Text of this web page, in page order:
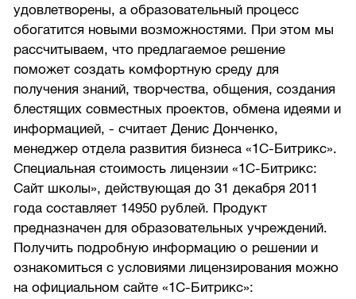
удовлетворены, а образовательный процесс
обогатится новыми возможностями. При этом мы
рассчитываем, что предлагаемое решение
поможет создать комфортную среду для
получения знаний, творчества, общения, создания
блестящих совместных проектов, обмена идеями и
информацией, - считает Денис Донченко,
менеджер отдела развития бизнеса «1С-Битрикс».
Специальная стоимость лицензии «1С-Битрикс:
Сайт школы», действующая до 31 декабря 2011
года составляет 14950 рублей. Продукт
предназначен для образовательных учреждений.
Получить подробную информацию о решении и
ознакомиться с условиями лицензирования можно
на официальном сайте «1С-Битрикс»: